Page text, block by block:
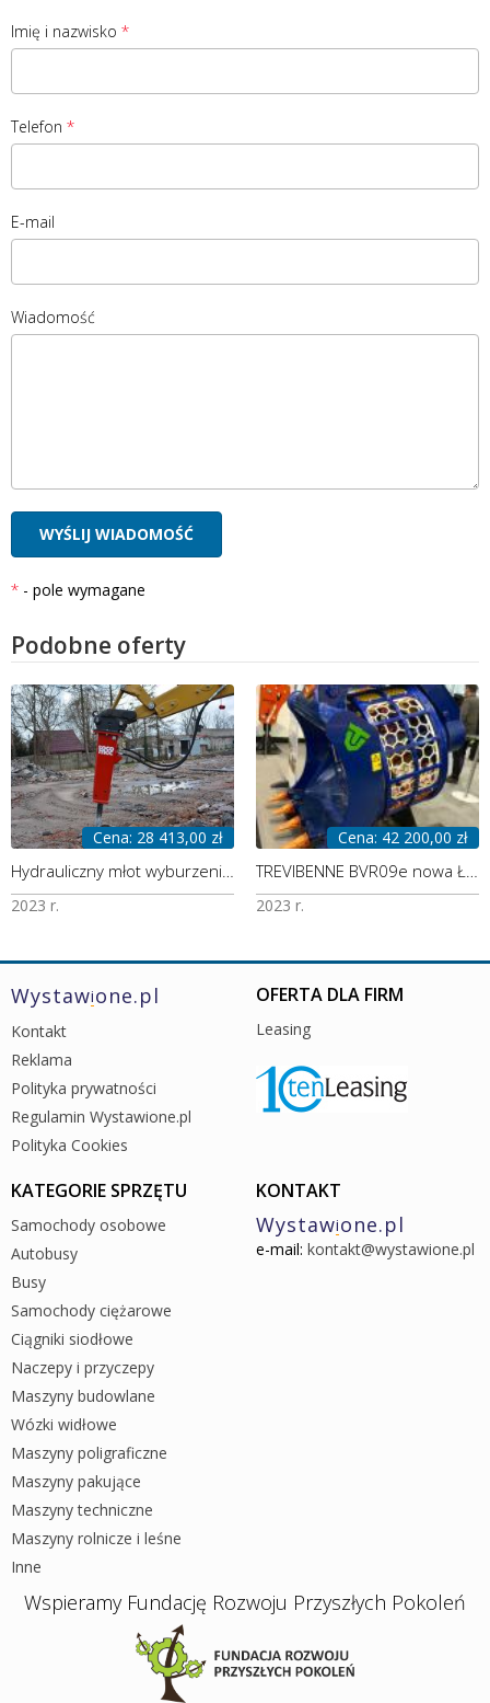
Imię i nazwisko
Telefon
E-mail
Wiadomość
- pole wymagane
Podobne oferty
Cena: 28 413,00 zł
2023 r.
Cena: 42 200,00 zł
2023 r.
Wystawione.pl
Kontakt
Reklama
Polityka prywatności
Regulamin Wystawione.pl
Polityka Cookies
OFERTA DLA FIRM
Leasing
KATEGORIE SPRZĘTU
Samochody osobowe
Autobusy
Busy
Samochody ciężarowe
Ciągniki siodłowe
Naczepy i przyczepy
Maszyny budowlane
Wózki widłowe
Maszyny poligraficzne
Maszyny pakujące
Maszyny techniczne
Maszyny rolnicze i leśne
Inne
KONTAKT
Wystawione.pl
e-mail: kontakt@wystawione.pl
Wspieramy Fundację Rozwoju Przyszłych Pokoleń